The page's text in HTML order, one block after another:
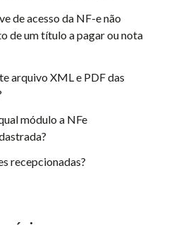
de acesso da NF-e não
de um título a pagar ou nota
arquivo XML e PDF das
módulo a NFe
recepcionadas?